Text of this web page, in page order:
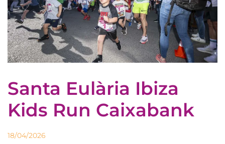
Santa Eulària Ibiza
Kids Run Caixabank
18/04/2026